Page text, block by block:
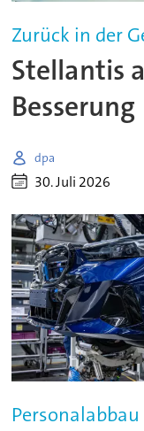
Zurück in der
Stellantis
Besserung
dpa
30. Juli 2026